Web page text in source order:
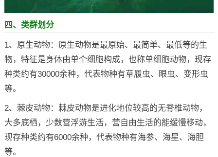
四、类群划分
1、原生动物：原生动物是最原始、最简单、最低等的生
物，特征是身体由单个细胞构成，也称单细胞动物，现存
种类约有30000余种，代表物种有草履虫、眼虫、变形虫
等。
2、棘皮动物：棘皮动物是进化地位较高的无脊椎动物，
大多底栖，少数营浮游生活，营自由生活的能缓慢移动，
现存种类约有6000余种，代表物种有海参、海星、海胆
等。